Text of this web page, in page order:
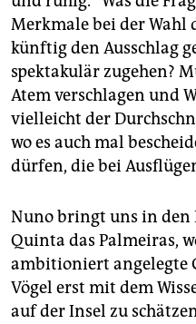
Merkmale bei der
künftig den Ausschlag
spektakulär zugehen?
Atem verschlagen und
vielleicht der
wo es auch mal
dürfen, die bei
Nuno bringt uns in den
Quinta das Palmeiras,
ambitioniert angelegte
Vögel erst mit dem
auf der Insel zu